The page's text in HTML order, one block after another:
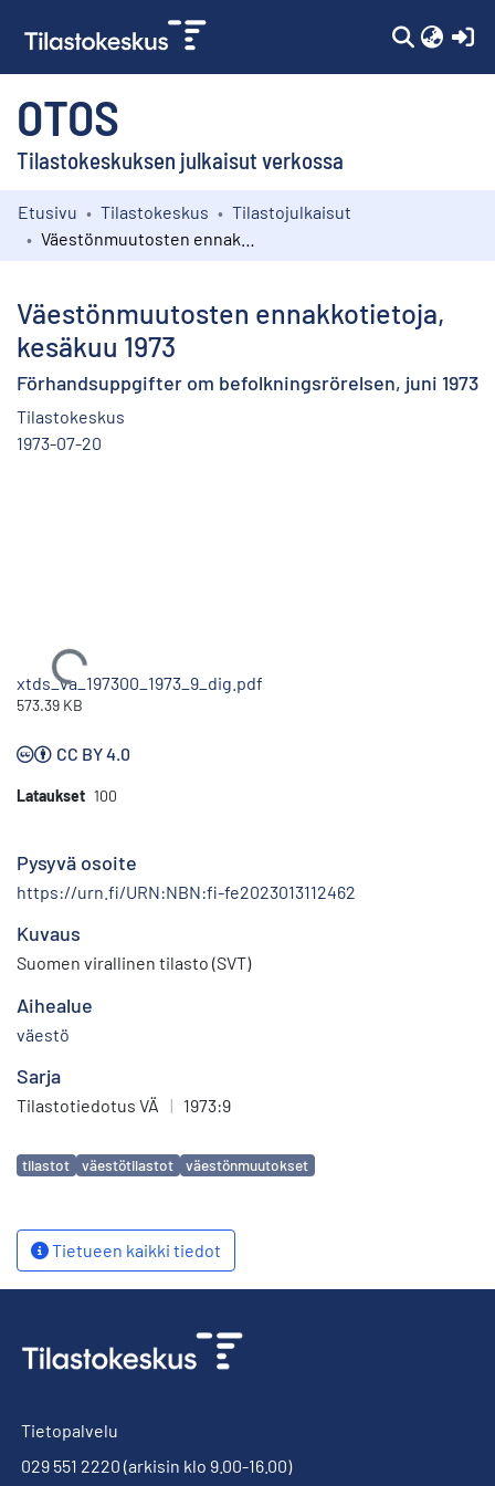
OTOS
Tilastokeskuksen julkaisut verkossa
Kokoelmat
Etusivu Tilastokeskus
Tilastojulkaisut
Väestönmuutosten ennakkotietoja,
kesäkuu 1973
Förhandsuppgifter om befolkningsrörelsen, juni 1973
Tilastokeskus
1973-07-20
Ladataan...
xtds_va_197300_1973_9_dig.pdf
573.39 KB
CC BY 4.0
Lataukset 100
Pysyvä osoite
https://urn.fi/URN:NBN:fi-fe2023013112462
Kuvaus
Suomen virallinen tilasto (SVT)
Aihealue
väestö
Sarja
Tilastotiedotus VÄ | 1973:9
Avainsanat
tilastot väestötilastot väestönmuutokset
Tietueen kaikki tiedot
Tietopalvelu
029 551 2220 (arkisin klo 9.00-16.00)